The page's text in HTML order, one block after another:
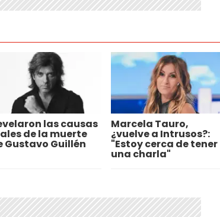
las causas
de la muerte
Gustavo Guillén
Marcela Tauro,
¿vuelve a Intrusos?:
"Estoy cerca de tener
una charla"